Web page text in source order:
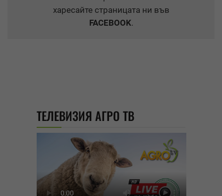
харесайте страницата ни във
FACEBOOK.
ТЕЛЕВИЗИЯ АГРО ТВ